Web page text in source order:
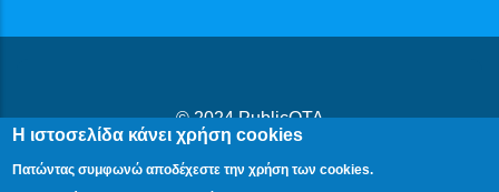
© 2024PublicOTA
Δήλωση Προβασιμότητας|Cookies|Πολιτική Προστασίας
Η ιστοσελίδα κάνει χρήση cookies
Πατώντας συμφωνώ αποδέχεστε την χρήση των cookies.